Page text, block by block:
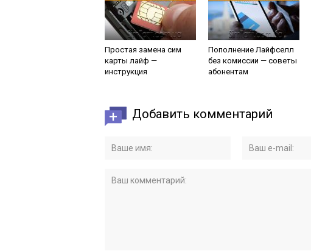
Простая замена сим
карты лайф —
инструкция
Пополнение Лайфселл
без комиссии — советы
абонентам
Добавить комментарий